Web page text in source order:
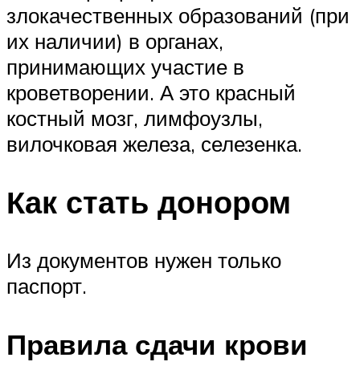
злокачественных образований (при
их наличии) в органах,
принимающих участие в
кроветворении. А это красный
костный мозг, лимфоузлы,
вилочковая железа, селезенка.
Как стать донором
Из документов нужен только
паспорт.
Правила сдачи крови